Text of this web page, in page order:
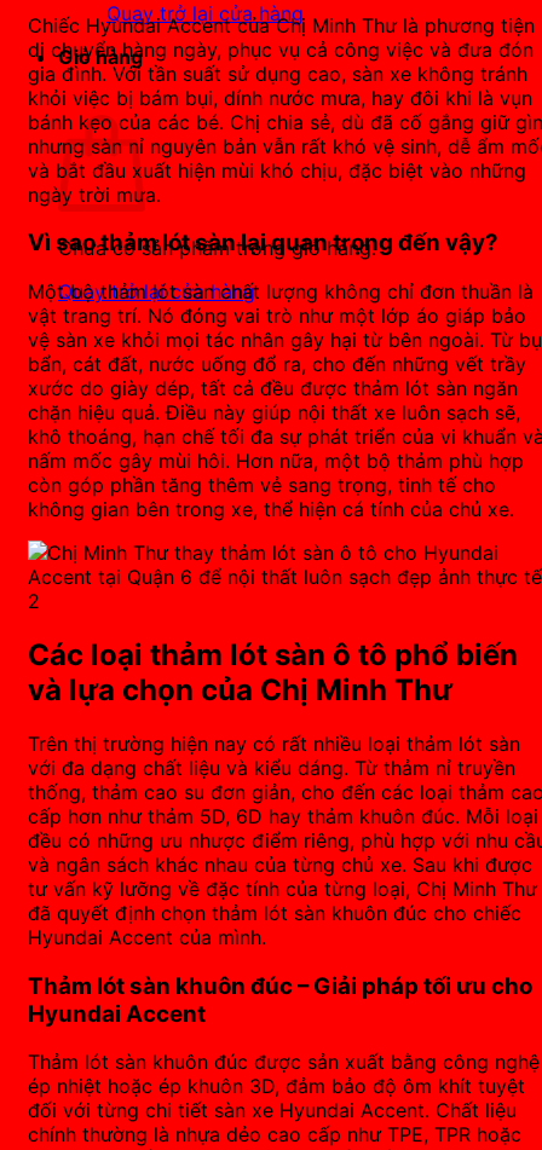
Quay trở lại cửa hàng
Giỏ hàng
Chưa có sản phẩm trong giỏ hàng.
Quay trở lại cửa hàng
Chiếc Hyundai Accent của Chị Minh Thư là phương tiện
di chuyển hàng ngày, phục vụ cả công việc và đưa đón
gia đình. Với tần suất sử dụng cao, sàn xe không tránh
khỏi việc bị bám bụi, dính nước mưa, hay đôi khi là vụn
bánh kẹo của các bé. Chị chia sẻ, dù đã cố gắng giữ gìn
nhưng sàn nỉ nguyên bản vẫn rất khó vệ sinh, dễ ẩm
và bắt đầu xuất hiện mùi khó chịu, đặc biệt vào những
ngày trời mưa.
Vì sao thảm lót sàn lại quan trọng đến vậy?
Một bộ thảm lót sàn chất lượng không chỉ đơn thuần là
vật trang trí. Nó đóng vai trò như một lớp áo giáp bảo
vệ sàn xe khỏi mọi tác nhân gây hại từ bên ngoài. Từ
bẩn, cát đất, nước uống đổ ra, cho đến những vết trầy
xước do giày dép, tất cả đều được thảm lót sàn ngăn
chặn hiệu quả. Điều này giúp nội thất xe luôn sạch sẽ,
khô thoáng, hạn chế tối đa sự phát triển của vi khuẩn
nấm mốc gây mùi hôi. Hơn nữa, một bộ thảm phù hợp
còn góp phần tăng thêm vẻ sang trọng, tinh tế cho
không gian bên trong xe, thể hiện cá tính của chủ xe.
Các loại thảm lót sàn ô tô phổ biến
và lựa chọn của Chị Minh Thư
Trên thị trường hiện nay có rất nhiều loại thảm lót sàn
với đa dạng chất liệu và kiểu dáng. Từ thảm nỉ truyền
thống, thảm cao su đơn giản, cho đến các loại thảm
cấp hơn như thảm 5D, 6D hay thảm khuôn đúc. Mỗi loại
đều có những ưu nhược điểm riêng, phù hợp với nhu
và ngân sách khác nhau của từng chủ xe. Sau khi được
tư vấn kỹ lưỡng về đặc tính của từng loại, Chị Minh Thư
đã quyết định chọn thảm lót sàn khuôn đúc cho chiếc
Hyundai Accent của mình.
Thảm lót sàn khuôn đúc – Giải pháp tối ưu cho
Hyundai Accent
Thảm lót sàn khuôn đúc được sản xuất bằng công nghệ
ép nhiệt hoặc ép khuôn 3D, đảm bảo độ ôm khít tuyệt
đối với từng chi tiết sàn xe Hyundai Accent. Chất liệu
chính thường là nhựa dẻo cao cấp như TPE, TPR hoặc